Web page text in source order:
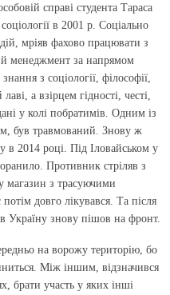
справі студента Тараса
в 2001 р. Соціально
мріяв фахово працювати з
менеджмент за напрямом
з соціології, філософії,
а взірцем гідності, честі,
у колі побратимів. Одним із
був травмований. Знову ж
2014 році. Під Іловайськом у
Противник стріляв з
магазин з трасуючими
довго лікувався. Та після
Україну знову пішов на фронт.
на ворожу територію, бо
Між іншим, відзначився
брати участь у яких інші